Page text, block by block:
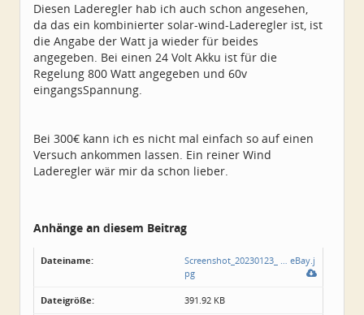
Diesen Laderegler hab ich auch schon angesehen,
da das ein kombinierter solar-wind-Laderegler ist, ist
die Angabe der Watt ja wieder für beides
angegeben. Bei einen 24 Volt Akku ist für die
Regelung 800 Watt angegeben und 60v
eingangsSpannung.
Bei 300€ kann ich es nicht mal einfach so auf einen
Versuch ankommen lassen. Ein reiner Wind
Laderegler wär mir da schon lieber.
Anhänge an diesem Beitrag
Dateiname:
Screenshot_20230123_ … eBay.j
pg
Dateigröße: 391.92 KB